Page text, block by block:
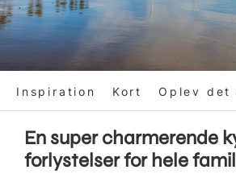
Inspiration Kort Oplev det
En super charmerende
forlystelser for hele